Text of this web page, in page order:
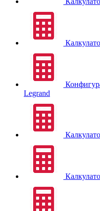
Legrand